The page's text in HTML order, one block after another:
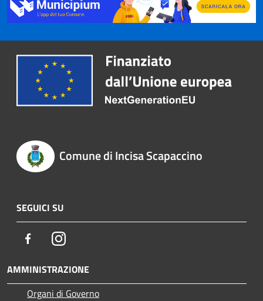
Comune di Incisa Scapaccino
SEGUICI SU
FacebookInstagram
AMMINISTRAZIONE
Organi di Governo